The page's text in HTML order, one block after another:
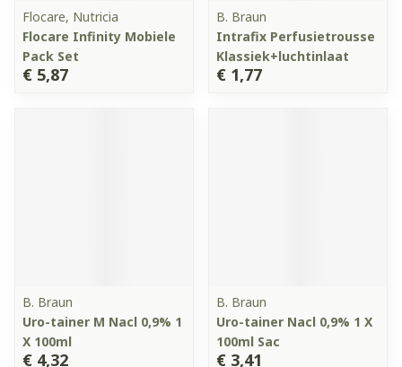
Flocare, Nutricia
Flocare Infinity Mobiele
Pack Set
€ 5,87
B. Braun
Intrafix Perfusietrousse
Klassiek+luchtinlaat
€ 1,77
B. Braun
Uro-tainer M Nacl 0,9% 1
X 100ml
€ 4,32
B. Braun
Uro-tainer Nacl 0,9% 1 X
100ml Sac
€ 3,41